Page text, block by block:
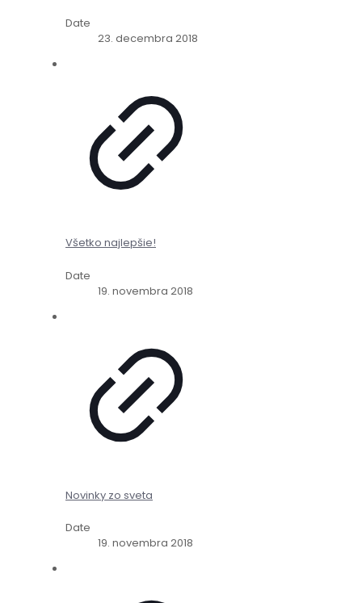
Date
23. decembra 2018
Všetko najlepšie!
Date
19. novembra 2018
Novinky zo sveta
Date
19. novembra 2018